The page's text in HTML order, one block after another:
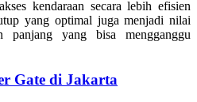
kendaraan secara lebih efisien
yang optimal juga menjadi nilai
panjang yang bisa mengganggu
Gate di Jakarta